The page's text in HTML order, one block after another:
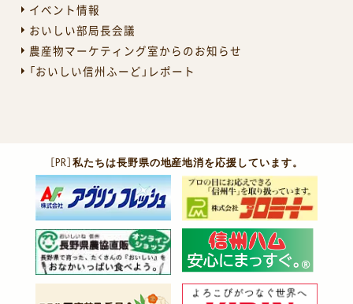
イベント情報
おいしい部局長会議
農産物マーケティング室からのお知らせ
「おいしい信州ふーど」レポート
［PR］私たちは長野県の地産地消を応援しています。